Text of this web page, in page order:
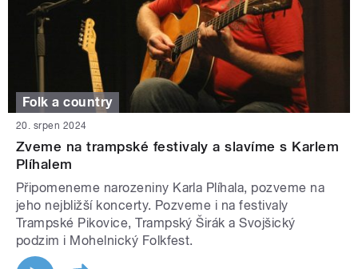
Folk a country
20. srpen 2024
Zveme na trampské festivaly a slavíme s Karlem
Plíhalem
Připomeneme narozeniny Karla Plíhala, pozveme na
jeho nejbližší koncerty. Pozveme i na festivaly
Trampské Pikovice, Trampský Širák a Svojšický
podzim i Mohelnický Folkfest.